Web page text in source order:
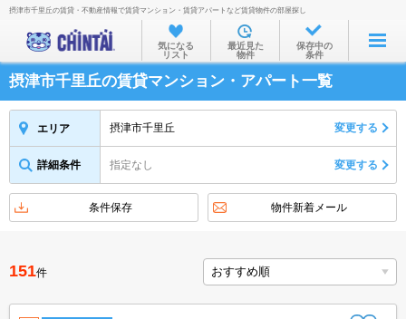
お部屋を探す
沿線・駅から
住所から
物件特集から
不動産会社から
TOP
摂津市千里丘の賃貸・不動産情報で賃貸マンション・賃貸アパートなど賃貸物件の部屋探し
気になる
リスト
最近見た
物件
保存中の
条件
摂津市千里丘の賃貸マンション・アパート一覧
エリア 摂津市千里丘 変更する
詳細条件 指定なし 変更する
条件保存 物件新着メール
151件